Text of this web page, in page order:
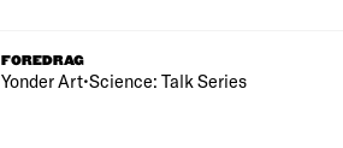
FOREDRAG
Yonder Art•Science: Talk Series